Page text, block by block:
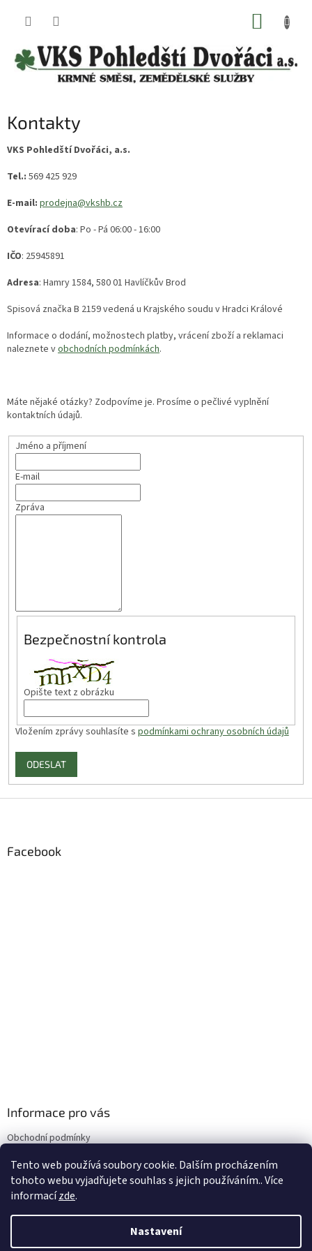
Tento web používá soubory cookie. Dalším procházením
tohoto webu vyjadřujete souhlas s jejich používáním.. Více
informacízde.
Nastavení
Kontakty
VKS Pohledští Dvořáci, a.s.
Tel.: 569 425 929
E-mail: prodejna@vkshb.cz
Otevírací doba: Po - Pá 06:00 - 16:00
IČO: 25945891
Adresa: Hamry 1584, 580 01 Havlíčkův Brod
Spisová značka B 2159 vedená u Krajského soudu v Hradci Králové
Informace o dodání, možnostech platby, vrácení zboží a reklamaci
naleznete vobchodních podmínkách.
Máte nějaké otázky? Zodpovíme je. Prosíme o pečlivé vyplnění
kontaktních údajů.
Jméno a příjmení
E-mail
Zpráva
Bezpečnostní kontrola
Opište text z obrázku
Vložením zprávy souhlasíte s podmínkami ochrany osobních údajů
ODESLAT
Facebook
Informace pro vás
Obchodní podmínky
Doprava
Vytvořil Shoptet